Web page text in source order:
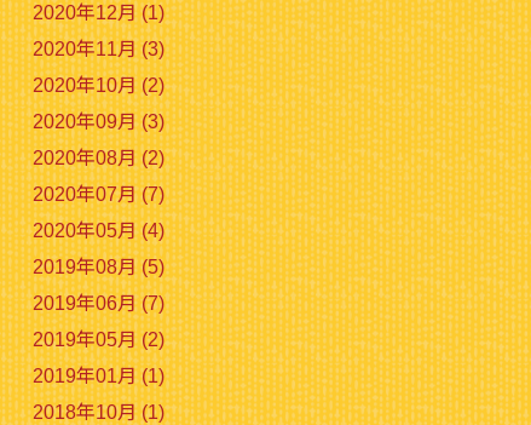
2020年12月 (1)
2020年11月 (3)
2020年10月 (2)
2020年09月 (3)
2020年08月 (2)
2020年07月 (7)
2020年05月 (4)
2019年08月 (5)
2019年06月 (7)
2019年05月 (2)
2019年01月 (1)
2018年10月 (1)